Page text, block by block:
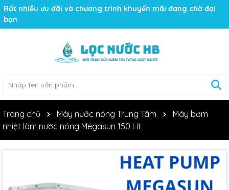
Rất nhiều ưu đãi và chương trình khuyến mãi đang chờ đợi
bạn
Trang chủ Máy nước nóng Trung Tâm
Máy bơm
nhiệt làm nước nóng Megasun 150 Lít